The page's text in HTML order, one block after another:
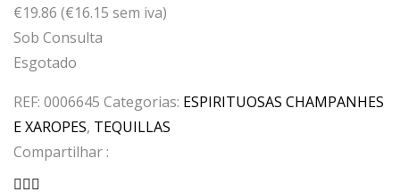
€19.86 (€16.15 sem iva)
Sob Consulta
Esgotado
REF: 0006645 Categorias: ESPIRITUOSAS CHAMPANHES
E XAROPES, TEQUILLAS
Compartilhar :